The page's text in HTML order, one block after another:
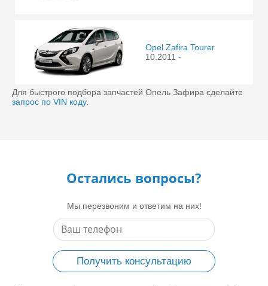
Opel Zafira Tourer
10.2011 -
Для быстрого подбора запчастей Опель Зафира сделайте
запрос по VIN коду.
Остались вопросы?
Мы перезвоним и ответим на них!
Получить консультацию